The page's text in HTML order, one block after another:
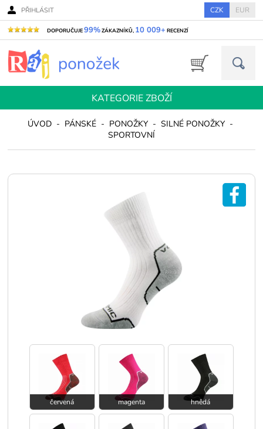
PŘIHLÁSIT CZK EUR
DOPORUČUJE99%ZÁKAZNÍKŮ, 10 009+ RECENZÍ
KATEGORIE ZBOŽÍ
ÚVOD - PÁNSKÉ - PONOŽKY - SILNÉ PONOŽKY -
SPORTOVNÍ
červená magenta hnědá